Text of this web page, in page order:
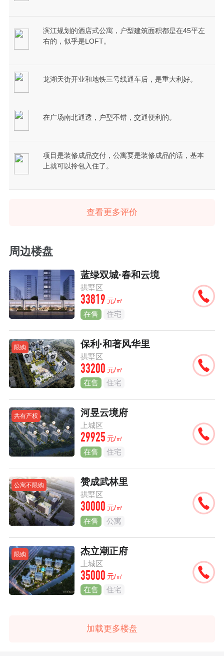
滨江规划的酒店式公寓，户型建筑面积都是在45平左
右的，似乎是LOFT。
龙湖天街开业和地铁三号线通车后，是重大利好。
在广场南北通透，户型不错，交通便利的。
项目是装修成品交付，公寓要是装修成品的话，基本
上就可以拎包入住了。
查看更多评价
周边楼盘
蓝绿双城·春和云境
拱墅区
33819 元/㎡
在售 住宅
限购 保利·和著风华里
拱墅区
33200 元/㎡
在售 住宅
共有产权 河昱云境府
上城区
29925 元/㎡
在售 住宅
公寓不限购 赞成武林里
拱墅区
30000 元/㎡
在售 公寓
限购 杰立潮正府
上城区
35000 元/㎡
在售 住宅
加载更多楼盘